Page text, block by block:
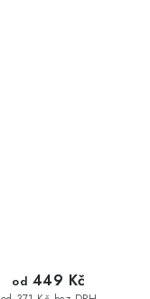
od 449 Kč